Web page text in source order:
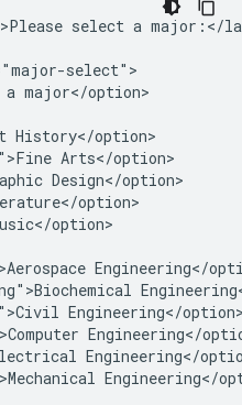
select a major:</
select">
major</option>
History</option>
Arts</option>
Design</option>
option>
option>
Engineering</
Engineering</
Engineering</
Engineering</
Engineering</